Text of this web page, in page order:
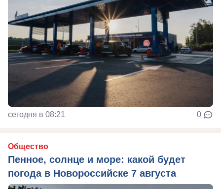
сегодня в 08:21 0
Общество
Пенное, солнце и море: какой будет
погода в Новороссийске 7 августа